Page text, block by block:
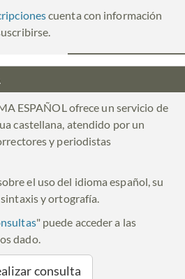
cuenta con información
ESPAÑOL ofrece un servicio de
castellana, atendido por un
y periodistas
el uso del idioma español, su
y ortografía.
" puede acceder a las
dado.
consulta